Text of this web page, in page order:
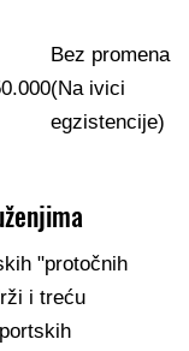
Bez promena
(Na ivici
egzistencije)
"protočnih
i treću